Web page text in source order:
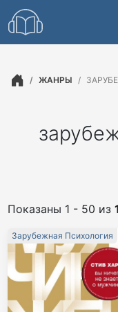
ЖАНРЫ
Показаны 1 - 50 из
Зарубежная Психология